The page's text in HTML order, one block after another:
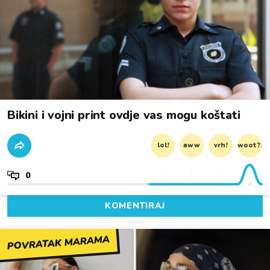
Bikini i vojni print ovdje vas mogu koštati
lol! aww vrh! woot?!
0
KOMENTIRAJ
POVRATAK MARAMA